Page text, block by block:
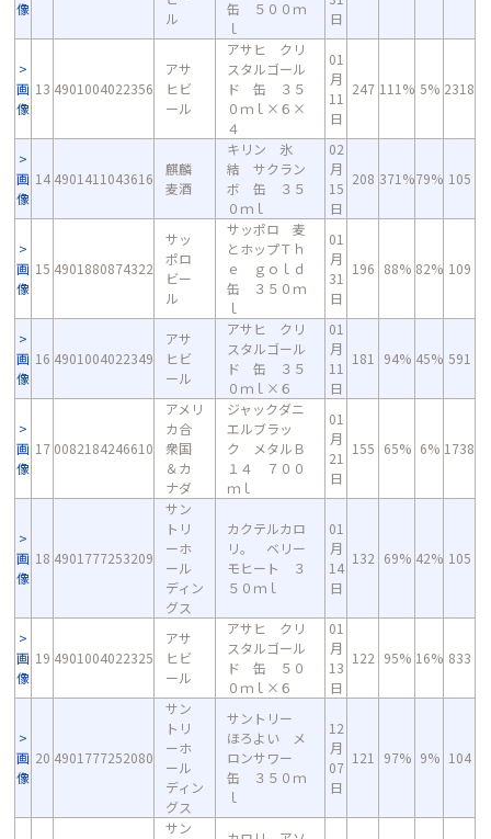
像
ル
缶 ５００ｍ
ｌ
日
画
像
13 4901004022356
アサ
ヒビ
ール
アサヒ クリ
スタルゴール
ド 缶 ３５
０ｍｌ×６×
４
01
月
11
日
247 111% 5% 2318
画
像
14 4901411043616
麒麟
麦酒
キリン 氷
結 サクラン
ボ 缶 ３５
０ｍｌ
02
月
15
日
208 371%79% 105
画
像
15 4901880874322
サッ
ポロ
ビー
ル
サッポロ 麦
とホップＴｈ
ｅ ｇｏｌｄ
缶 ３５０ｍ
ｌ
01
月
31
日
196 88% 82% 109
画
像
16 4901004022349
アサ
ヒビ
ール
アサヒ クリ
スタルゴール
ド 缶 ３５
０ｍｌ×６
01
月
11
日
181 94% 45% 591
画
像
17 0082184246610
アメリ
カ合
衆国
＆カ
ナダ
ジャックダニ
エルブラッ
ク メタルＢ
１４ ７００
ｍｌ
01
月
21
日
155 65% 6% 1738
画
像
18 4901777253209
サン
トリ
ーホ
ール
ディン
グス
カクテルカロ
リ。 ベリー
モヒート ３
５０ｍｌ
01
月
14
日
132 69% 42% 105
画
像
19 4901004022325
アサ
ヒビ
ール
アサヒ クリ
スタルゴール
ド 缶 ５０
０ｍｌ×６
01
月
13
日
122 95% 16% 833
画
像
20 4901777252080
サン
トリ
ーホ
ール
ディン
グス
サントリー
ほろよい メ
ロンサワー
缶 ３５０ｍ
ｌ
12
月
07
日
121 97% 9% 104
サン